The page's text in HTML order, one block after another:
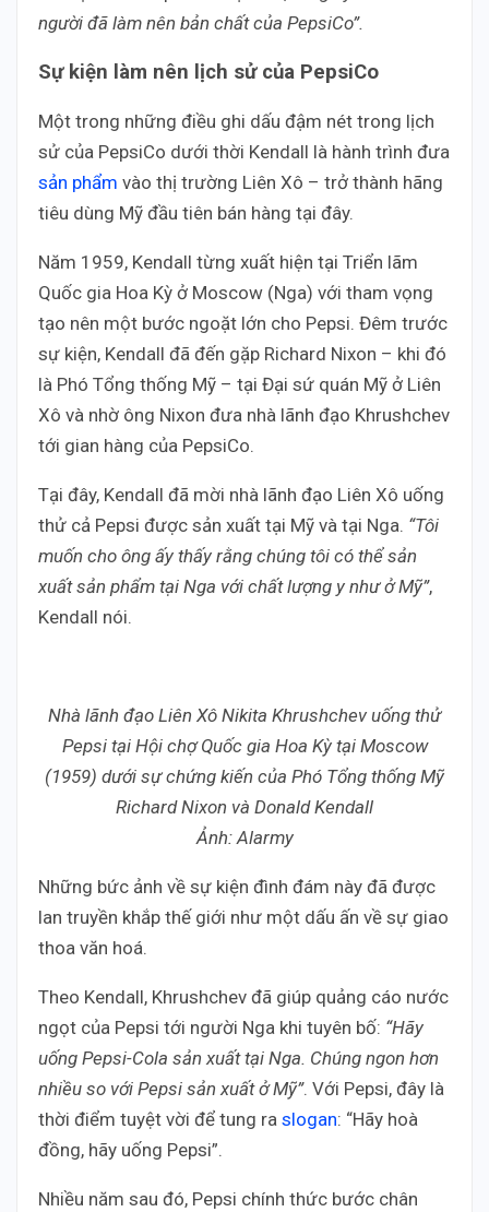
người đã làm nên bản chất của PepsiCo”.
Sự kiện làm nên lịch sử của PepsiCo
Một trong những điều ghi dấu đậm nét trong lịch
sử của PepsiCo dưới thời Kendall là hành trình đưa
sản phẩm vào thị trường Liên Xô – trở thành hãng
tiêu dùng Mỹ đầu tiên bán hàng tại đây.
Năm 1959, Kendall từng xuất hiện tại Triển lãm
Quốc gia Hoa Kỳ ở Moscow (Nga) với tham vọng
tạo nên một bước ngoặt lớn cho Pepsi. Đêm trước
sự kiện, Kendall đã đến gặp Richard Nixon – khi đó
là Phó Tổng thống Mỹ – tại Đại sứ quán Mỹ ở Liên
Xô và nhờ ông Nixon đưa nhà lãnh đạo Khrushchev
tới gian hàng của PepsiCo.
Tại đây, Kendall đã mời nhà lãnh đạo Liên Xô uống
thử cả Pepsi được sản xuất tại Mỹ và tại Nga. “Tôi
muốn cho ông ấy thấy rằng chúng tôi có thể sản
xuất sản phẩm tại Nga với chất lượng y như ở Mỹ”,
Kendall nói.
Nhà lãnh đạo Liên Xô Nikita Khrushchev uống thử
Pepsi tại Hội chợ Quốc gia Hoa Kỳ tại Moscow
(1959) dưới sự chứng kiến của Phó Tổng thống Mỹ
Richard Nixon và Donald Kendall
Ảnh: Alarmy
Những bức ảnh về sự kiện đình đám này đã được
lan truyền khắp thế giới như một dấu ấn về sự giao
thoa văn hoá.
Theo Kendall, Khrushchev đã giúp quảng cáo nước
ngọt của Pepsi tới người Nga khi tuyên bố: “Hãy
uống Pepsi-Cola sản xuất tại Nga. Chúng ngon hơn
nhiều so với Pepsi sản xuất ở Mỹ”. Với Pepsi, đây là
thời điểm tuyệt vời để tung ra slogan: “Hãy hoà
đồng, hãy uống Pepsi”.
Nhiều năm sau đó, Pepsi chính thức bước chân